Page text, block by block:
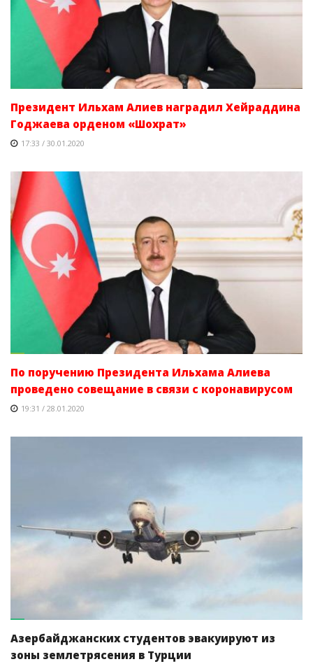
Президент Ильхам Алиев наградил Хейраддина
Годжаева орденом «Шохрат»
17:33 / 30.01.2020
По поручению Президента Ильхама Алиева
проведено совещание в связи с коронавирусом
19:31 / 28.01.2020
Азербайджанских студентов эвакуируют из
зоны землетрясения в Турции